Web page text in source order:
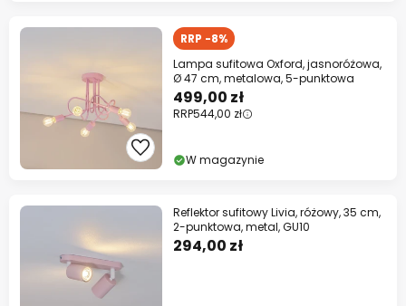
RRP -8%
Lampa sufitowa Oxford, jasnoróżowa,
Ø 47 cm, metalowa, 5-punktowa
499,00 zł
RRP544,00 zł
W magazynie
Reflektor sufitowy Livia, różowy, 35 cm,
2-punktowa, metal, GU10
294,00 zł